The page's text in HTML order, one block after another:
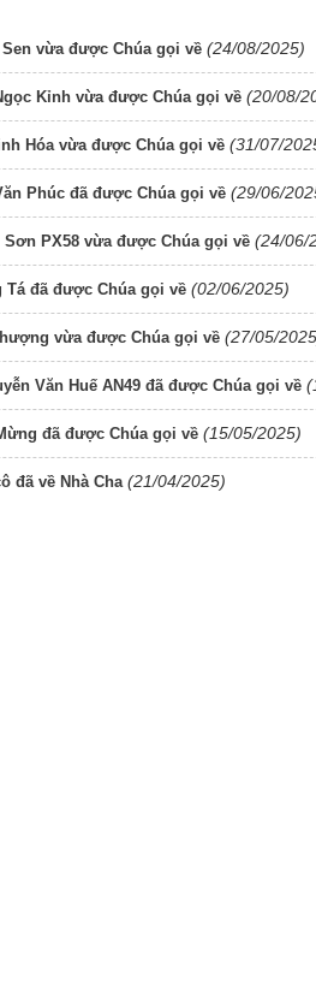
vừa được Chúa gọi về (24/08/2025)
Kỉnh vừa được Chúa gọi về (20/08/
Hóa vừa được Chúa gọi về (31/07/
Phúc đã được Chúa gọi về (29/06/
Sơn PX58 vừa được Chúa gọi về (24/06/
Tá đã được Chúa gọi về (02/06/2025)
vừa được Chúa gọi về (27/05/
Văn Huế AN49 đã được Chúa gọi về
đã được Chúa gọi về (15/05/2025)
đã về Nhà Cha (21/04/2025)